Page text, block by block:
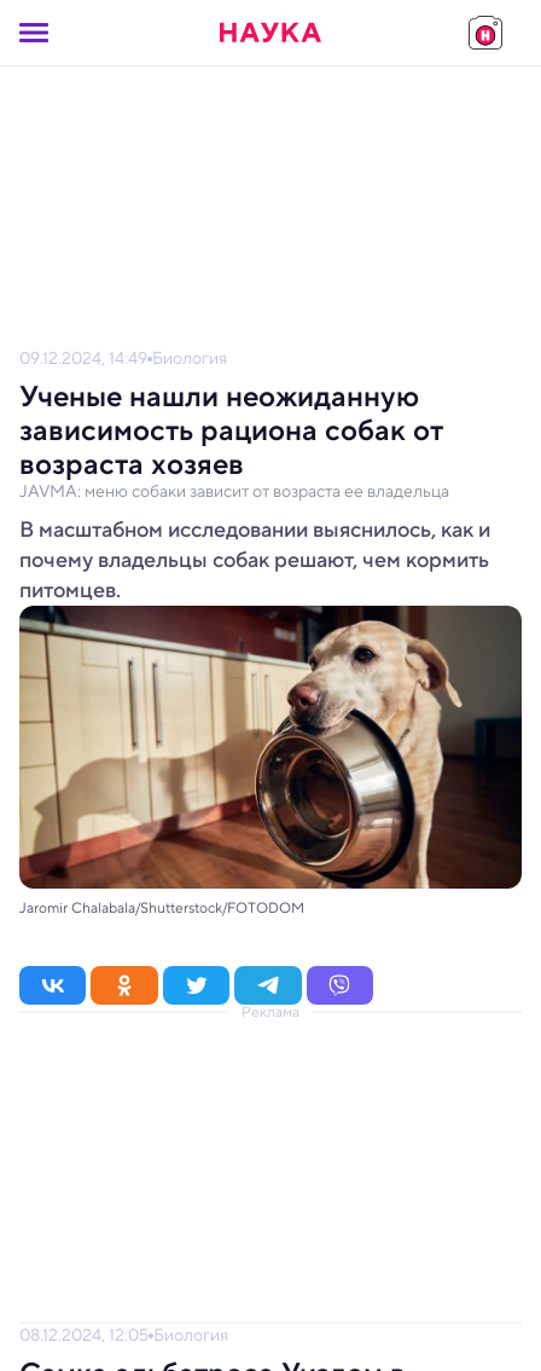
09.12.2024, 14:49 Биология
Ученые нашли неожиданную
зависимость рациона собак от
возраста хозяев
JAVMA: меню собаки зависит от возраста ее владельца
В масштабном исследовании выяснилось, как и
почему владельцы собак решают, чем кормить
питомцев.
Jaromir Chalabala/Shutterstock/FOTODOM
Реклама
08.12.2024, 12:05 Биология